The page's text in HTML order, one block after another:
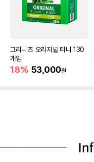
그리니즈 오리지널 티니 130
개입
18% 53,000원